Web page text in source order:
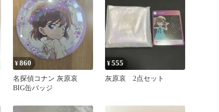
¥860
名探偵コナン 灰原哀
BIG缶バッジ
¥555
灰原哀 2点セット